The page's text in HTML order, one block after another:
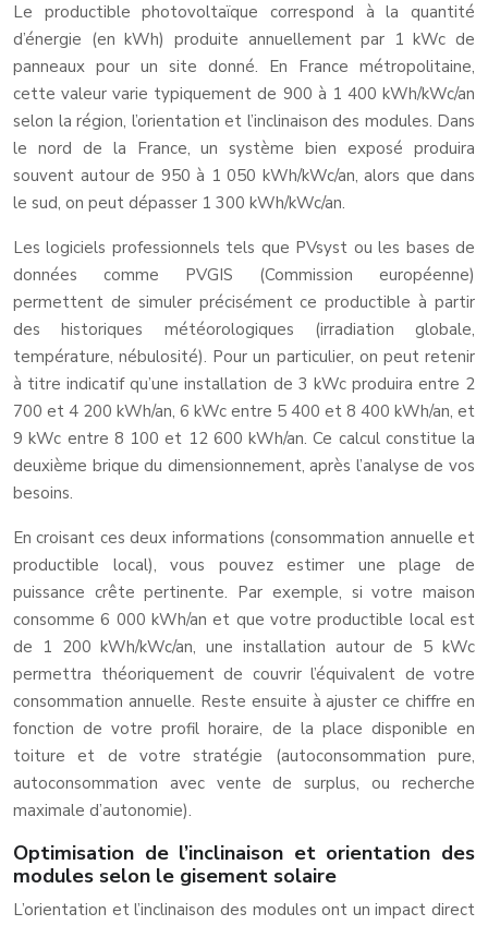
Le productible photovoltaïque correspond à la quantité
d’énergie (en kWh) produite annuellement par 1 kWc de
panneaux pour un site donné. En France métropolitaine,
cette valeur varie typiquement de 900 à 1 400 kWh/kWc/an
selon la région, l’orientation et l’inclinaison des modules. Dans
le nord de la France, un système bien exposé produira
souvent autour de 950 à 1 050 kWh/kWc/an, alors que dans
le sud, on peut dépasser 1 300 kWh/kWc/an.
Les logiciels professionnels tels que PVsyst ou les bases de
données comme PVGIS (Commission européenne)
permettent de simuler précisément ce productible à partir
des historiques météorologiques (irradiation globale,
température, nébulosité). Pour un particulier, on peut retenir
à titre indicatif qu’une installation de 3 kWc produira entre 2
700 et 4 200 kWh/an, 6 kWc entre 5 400 et 8 400 kWh/an, et
9 kWc entre 8 100 et 12 600 kWh/an. Ce calcul constitue la
deuxième brique du dimensionnement, après l’analyse de vos
besoins.
En croisant ces deux informations (consommation annuelle et
productible local), vous pouvez estimer une plage de
puissance crête pertinente. Par exemple, si votre maison
consomme 6 000 kWh/an et que votre productible local est
de 1 200 kWh/kWc/an, une installation autour de 5 kWc
permettra théoriquement de couvrir l’équivalent de votre
consommation annuelle. Reste ensuite à ajuster ce chiffre en
fonction de votre profil horaire, de la place disponible en
toiture et de votre stratégie (autoconsommation pure,
autoconsommation avec vente de surplus, ou recherche
maximale d’autonomie).
Optimisation de l’inclinaison et orientation des
modules selon le gisement solaire
L’orientation et l’inclinaison des modules ont un impact direct